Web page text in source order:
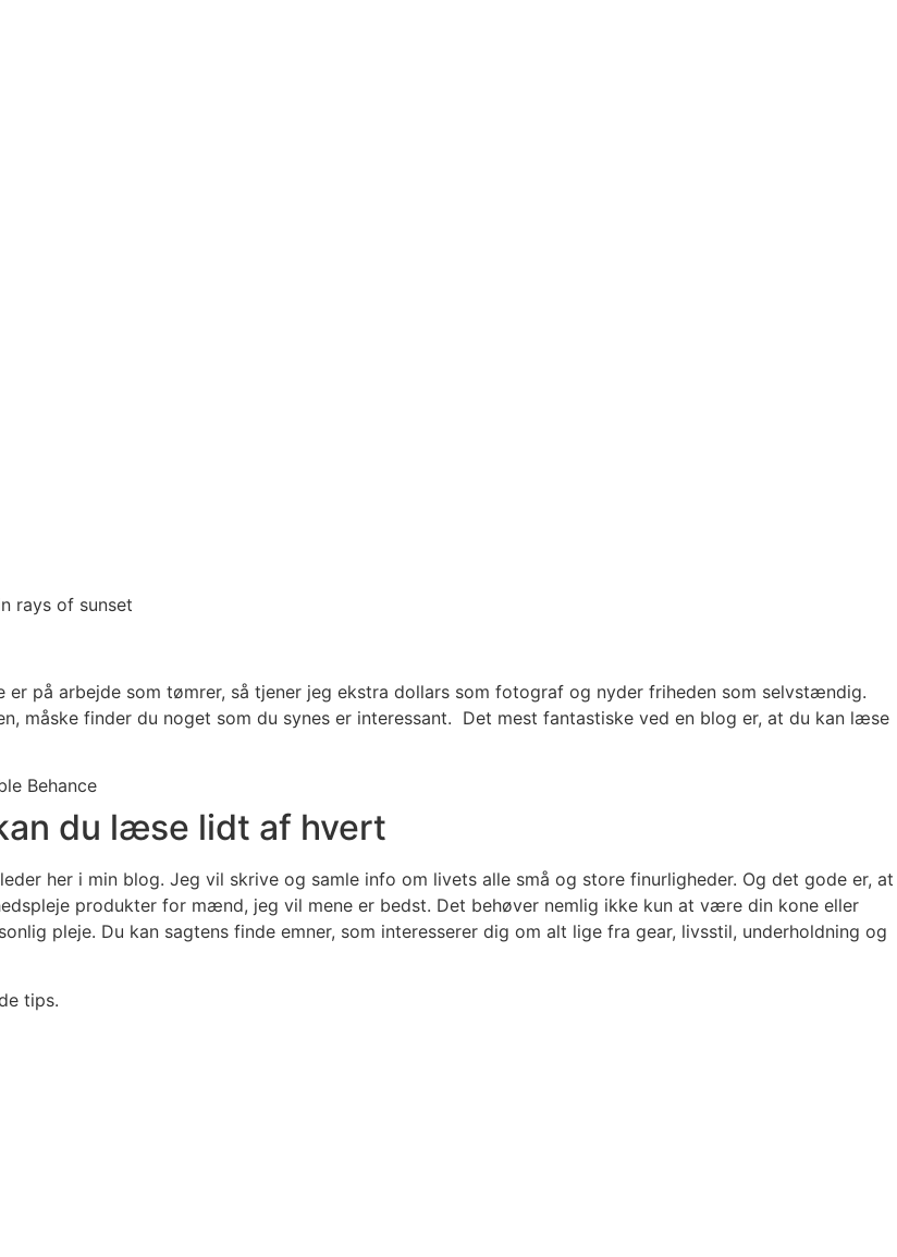
på arbejde som tømrer, så tjener jeg ekstra dollars som fotograf og nyder friheden som selvstændig.
måske finder du noget som du synes er interessant. Det mest fantastiske ved en blog er, at du kan læse
Behance
du læse lidt af hvert
her i min blog. Jeg vil skrive og samle info om livets alle små og store finurligheder. Og det gode er, at
produkter for mænd, jeg vil mene er bedst. Det behøver nemlig ikke kun at være din kone eller
pleje. Du kan sagtens finde emner, som interesserer dig om alt lige fra gear, livsstil, underholdning og
tips.